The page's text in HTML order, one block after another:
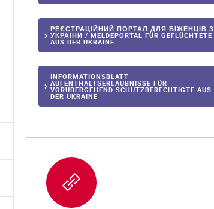
РЕЄСТРАЦІЙНИЙ ПОРТАЛ ДЛЯ БІЖЕНЦІВ З
УКРАЇНИ / MELDEPORTAL FÜR GEFLÜCHTETE
AUS DER UKRAINE
INFORMATIONSBLATT
AUFENTHALTSERLAUBNISSE FÜR
VORÜBERGEHEND SCHUTZBERECHTIGTE AUS
DER UKRAINE